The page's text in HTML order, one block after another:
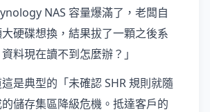
NAS 容量爆滿了，老闆自
硬碟想換，結果拔了一顆之後系
料現在讀不到怎麼辦？」
是典型的「未確認 SHR 規則就隨
儲存集區降級危機。抵達客戶的